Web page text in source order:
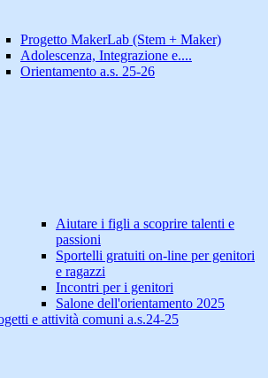
Progetto MakerLab (Stem + Maker)
Adolescenza, Integrazione e....
Orientamento a.s. 25-26
Aiutare i figli a scoprire talenti e
passioni
Sportelli gratuiti on-line per genitori
e ragazzi
Incontri per i genitori
Salone dell'orientamento 2025
e attività comuni a.s.24-25